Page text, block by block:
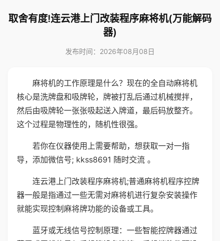
取舍有度!连云港上门改装程序麻将机(万能解码
器)
发布时间：2026年08月08日
麻将机的工作原理是什么？现在的全自动麻将机
核心是洗牌盘和吸牌轮，牌被打乱后通过机械搅拌，
然后由吸牌轮一张张吸起送入牌道，最后码放整齐。
这个过程是物理性的，随机性很强。
若你在仪器使用上需要帮助，想获取一对一指
导，添加微信号; kkss8691 随时交流 。
连云港上门改装程序麻将机;普通麻将机程序控牌
器一般是指通过一些无需对麻将机进行复杂安装操作
就能实现控制麻将牌功能的设备或工具。
蓝牙或无线信号控制原理：一些智能控牌器通过